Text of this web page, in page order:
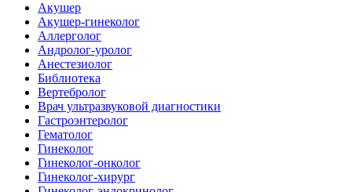
Акушер
Акушер-гинеколог
Аллерголог
Андролог-уролог
Анестезиолог
Библиотека
Вертебролог
Врач ультразвуковой диагностики
Гастроэнтеролог
Гематолог
Гинеколог
Гинеколог-онколог
Гинеколог-хирург